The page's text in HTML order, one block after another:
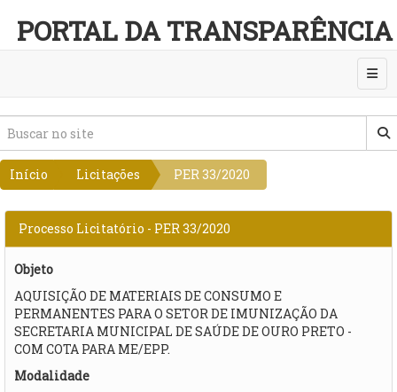
PORTAL DA TRANSPARÊNCIA
Início Licitações PER 33/2020
Processo Licitatório - PER 33/2020
Objeto
AQUISIÇÃO DE MATERIAIS DE CONSUMO E
PERMANENTES PARA O SETOR DE IMUNIZAÇÃO DA
SECRETARIA MUNICIPAL DE SAÚDE DE OURO PRETO -
COM COTA PARA ME/EPP.
Modalidade